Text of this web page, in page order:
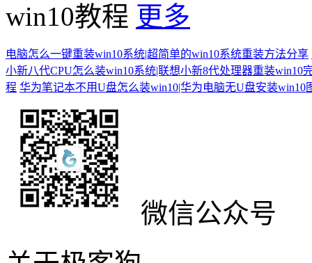
win10教程 更多
电脑怎么一键重装win10系统|超简单的win10系统重装方法分享
小新八代CPU怎么装win10系统|联想小新8代处理器重装win10
程 华为笔记本不用U盘怎么装win10|华为电脑无U盘安装win10
微信公众号